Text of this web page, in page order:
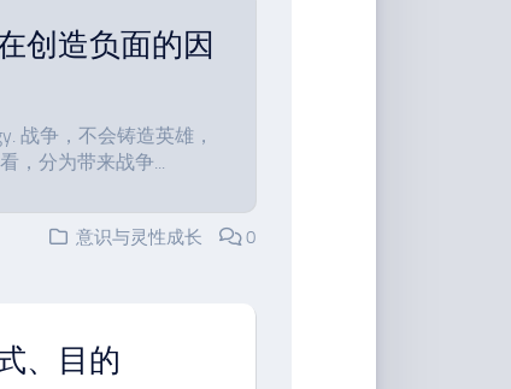
创造负面的因
战争，不会铸造英雄，
，分为带来战争...
意识与灵性成长
0
、目的